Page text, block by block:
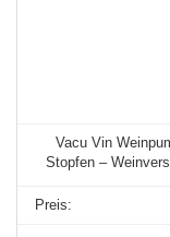
Vacu Vin
Stopfen –